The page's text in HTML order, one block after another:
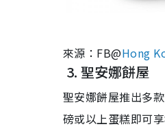
來源：FB@Hong
3. 聖安娜餅屋
聖安娜餅屋推出多
磅或以上蛋糕即可享